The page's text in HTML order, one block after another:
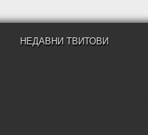
НЕДАВНИ ТВИТОВИ